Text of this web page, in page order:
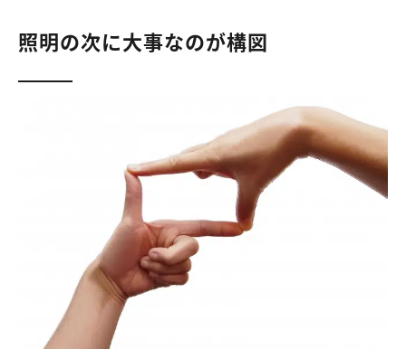
照明の次に大事なのが構図